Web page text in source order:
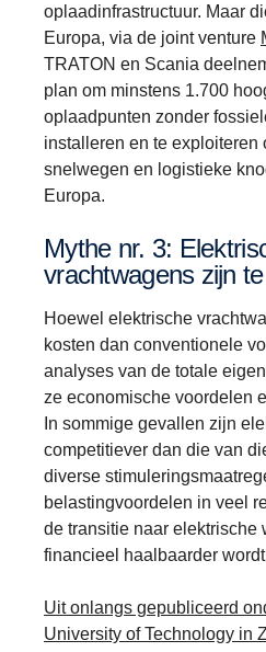
oplaadinfrastructuur. Maar
Europa, via de joint venture
TRATON en Scania
plan om minstens 1.700
oplaadpunten zonder
installeren en te exploiteren
snelwegen en logistieke
Europa.
Mythe nr. 3: Elektrische
vrachtwagens zijn
Hoewel elektrische
kosten dan conventionele
analyses van de totale
ze economische voordelen
In sommige gevallen zijn
competitiever dan die van
diverse
belastingvoordelen in veel
de transitie naar elektrische
financieel haalbaarder
Uit onlangs gepubliceerd
University of Technology in